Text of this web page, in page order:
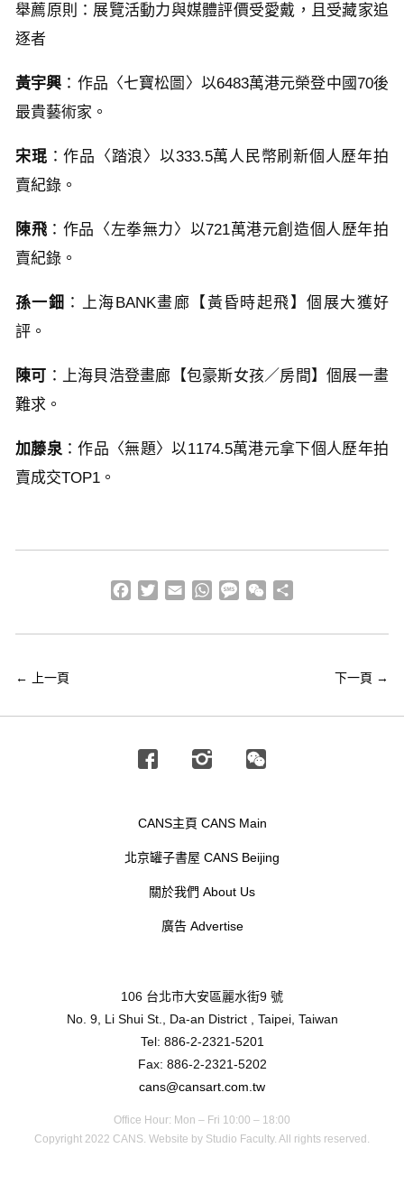
舉薦原則：展覽活動力與媒體評價受愛戴，且受藏家追
逐者
黃宇興 ：作品〈七寶松圖〉以6483萬港元榮登中國70後
最貴藝術家。
宋琨 ：作品〈踏浪〉以333.5萬人民幣刷新個人歷年拍
賣紀錄。
陳飛 ：作品〈左拳無力〉以721萬港元創造個人歷年拍
賣紀錄。
孫一鈿 ：上海BANK畫廊【黃昏時起飛】個展大獲好
評。
陳可
：上海貝浩登畫廊【包豪斯女孩／房間】個展一畫
難求。
加藤泉：作品〈無題〉以1174.5萬港元拿下個人歷年拍
賣成交TOP1。
Facebook
TwitterEmailWhatsApp
MessageWeChat
← 上一頁 下一頁 →
Facebook Instagram
廣告 Advertise
關於我們 About Us
CANS主頁 CANS Main
北京罐子書屋 CANS Beijing
106 台北市大安區麗水街9 號
No. 9, Li Shui St., Da-an District , Taipei, Taiwan
Tel: 886-2-2321-5201
Fax: 886-2-2321-5202
cans@cansart.com.tw
Office Hour: Mon – Fri 10:00 – 18:00
Copyright 2022 CANS. Website by Studio Faculty. All rights reserved.